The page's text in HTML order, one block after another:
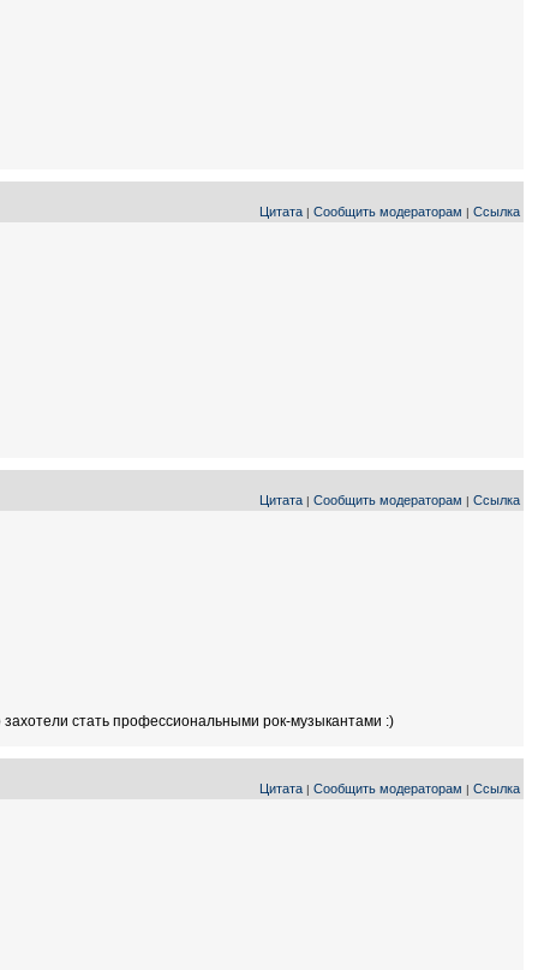
Цитата | Сообщить модераторам | Ссылка
Цитата | Сообщить модераторам | Ссылка
захотели стать профессиональными рок-музыкантами :)
Цитата | Сообщить модераторам | Ссылка